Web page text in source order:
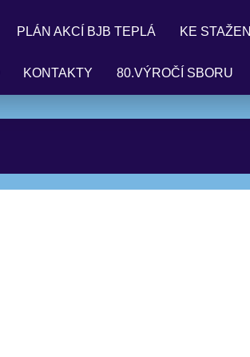
PLÁN AKCÍ BJB TEPLÁ KE STAŽENÍ
KONTAKTY 80.VÝROČÍ SBORU